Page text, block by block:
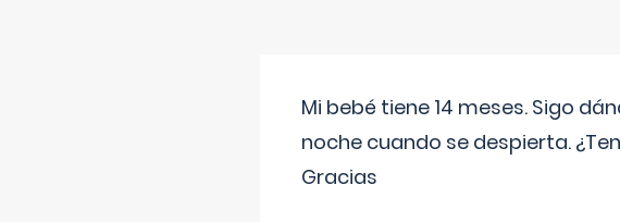
Mi bebé tiene 14 meses. Sigo
noche cuando se despierta.
Gracias